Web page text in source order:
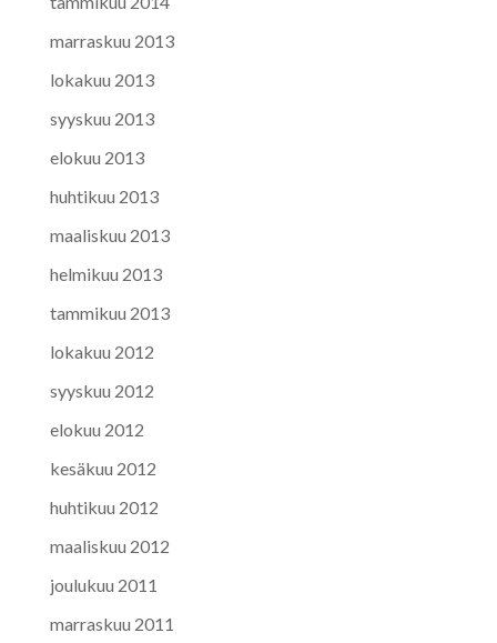
marraskuu 2013
lokakuu 2013
syyskuu 2013
elokuu 2013
huhtikuu 2013
maaliskuu 2013
helmikuu 2013
tammikuu 2013
lokakuu 2012
syyskuu 2012
elokuu 2012
kesäkuu 2012
huhtikuu 2012
maaliskuu 2012
joulukuu 2011
marraskuu 2011